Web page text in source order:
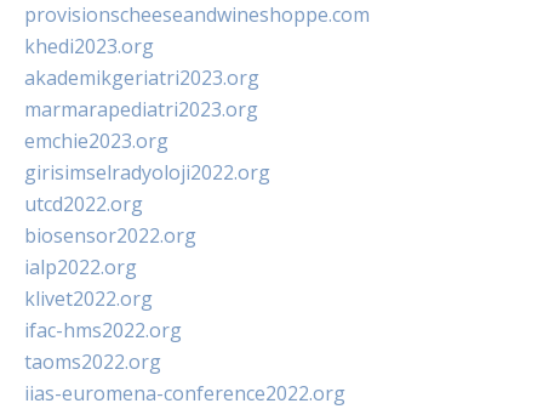
provisionscheeseandwineshoppe.com
khedi2023.org
akademikgeriatri2023.org
marmarapediatri2023.org
emchie2023.org
girisimselradyoloji2022.org
utcd2022.org
biosensor2022.org
ialp2022.org
klivet2022.org
ifac-hms2022.org
taoms2022.org
iias-euromena-conference2022.org